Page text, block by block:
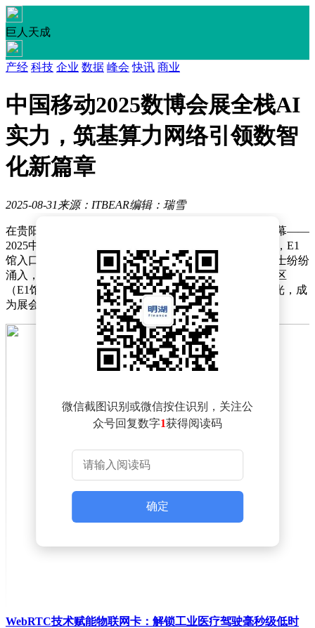
巨人天成
产经 科技 企业 数据 峰会 快讯 商业
中国移动2025数博会展全栈AI
实力，筑基算力网络引领数智
化新篇章
2025-08-31 来源：ITBEAR编辑：瑞雪
在贵阳国际会议展览中心，一场科技盛宴于近日拉开帷幕——
2025中国国际大数据产业博览会盛大开启。展会的首日，E1
馆入口处便人头攒动，各路专业人士、科技迷及媒体人士纷纷
涌入，渴望一睹数字科技领域的最新风采。中国移动展区
（E1馆B06展位）凭借其恢弘的设计迅速吸引了众多目光，成
为展会现场的一大亮点。
微信截图识别或微信按住识别，关注公
众号回复数字1获得阅读码
确定
WebRTC技术赋能物联网卡：解锁工业医疗驾驶毫秒级低时